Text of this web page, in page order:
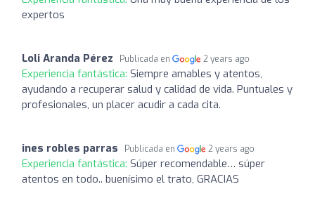
expertos
Loli Aranda Pérez Publicada en 2 years ago
Experiencia fantástica: Siempre amables y atentos,
ayudando a recuperar salud y calidad de vida. Puntuales y
profesionales, un placer acudir a cada cita.
ines robles parras Publicada en 2 years ago
Experiencia fantástica: Súper recomendable… súper
atentos en todo.. buenísimo el trato, GRACIAS